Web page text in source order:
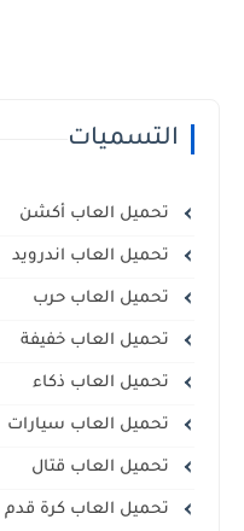
التسميات
تحميل العاب أكشن
تحميل العاب اندرويد
تحميل العاب حرب
تحميل العاب خفيفة
تحميل العاب ذكاء
تحميل العاب سيارات
تحميل العاب قتال
تحميل العاب كرة قدم